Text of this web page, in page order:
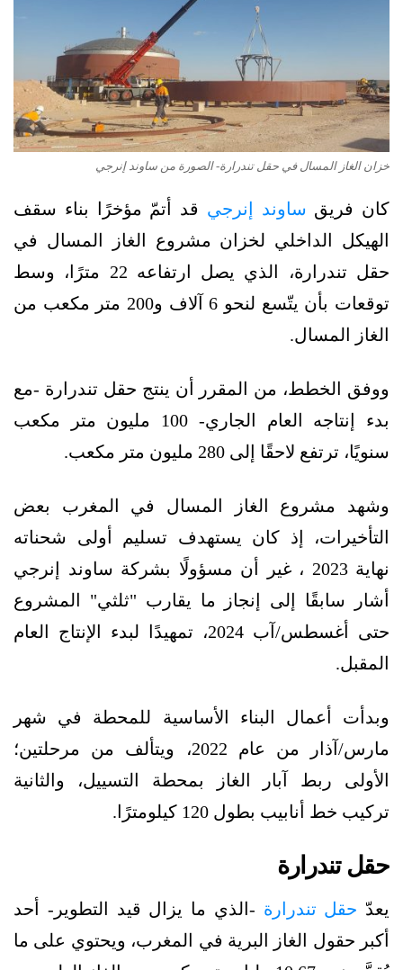
خزان الغاز المسال في حقل تندرارة- الصورة من ساوند إنرجي
كان فريق ساوند إنرجي قد أتمّ مؤخرًا بناء سقف
الهيكل الداخلي لخزان مشروع الغاز المسال في
حقل تندرارة، الذي يصل ارتفاعه 22 مترًا، وسط
توقعات بأن يتّسع لنحو 6 آلاف و200 متر مكعب من
الغاز المسال.
ووفق الخطط، من المقرر أن ينتج حقل تندرارة -مع
بدء إنتاجه العام الجاري- 100 مليون متر مكعب
سنويًا، ترتفع لاحقًا إلى 280 مليون متر مكعب.
وشهد مشروع الغاز المسال في المغرب بعض
التأخيرات، إذ كان يستهدف تسليم أولى شحناته
نهاية 2023 ، غير أن مسؤولًا بشركة ساوند إنرجي
أشار سابقًا إلى إنجاز ما يقارب "ثلثي" المشروع
حتى أغسطس/آب 2024، تمهيدًا لبدء الإنتاج العام
المقبل.
وبدأت أعمال البناء الأساسية للمحطة في شهر
مارس/آذار من عام 2022، ويتألف من مرحلتين؛
الأولى ربط آبار الغاز بمحطة التسييل، والثانية
تركيب خط أنابيب بطول 120 كيلومترًا.
حقل تندرارة
يعدّ حقل تندرارة -الذي ما يزال قيد التطوير- أحد
أكبر حقول الغاز البرية في المغرب، ويحتوي على ما